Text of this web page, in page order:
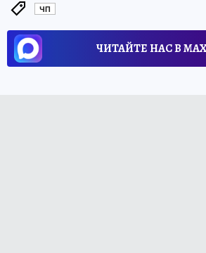
ЧП
ЧИТАЙТЕ НАС В